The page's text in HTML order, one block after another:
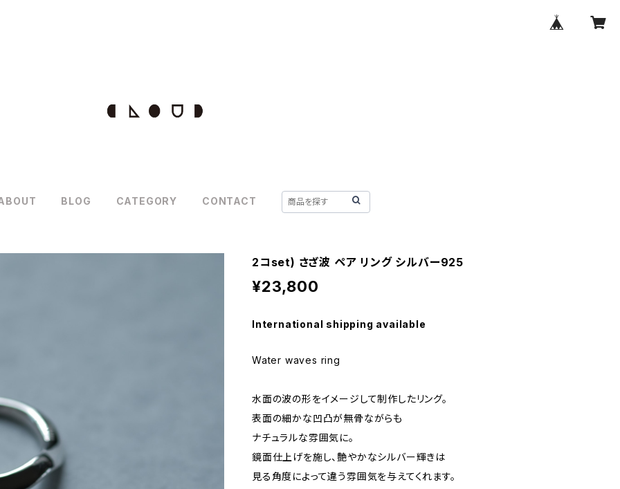
BLOG CATEGORY CONTACT
2コset) さざ波 ペア リング シルバー925
¥23,800
International shipping available
Water waves ring
水面の波の形をイメージして制作したリング。
表面の細かな凹凸が無骨ながらも
ナチュラルな雰囲気に。
鏡面仕上げを施し、艶やかなシルバー輝きは
見る角度によって違う雰囲気を与えてくれます。